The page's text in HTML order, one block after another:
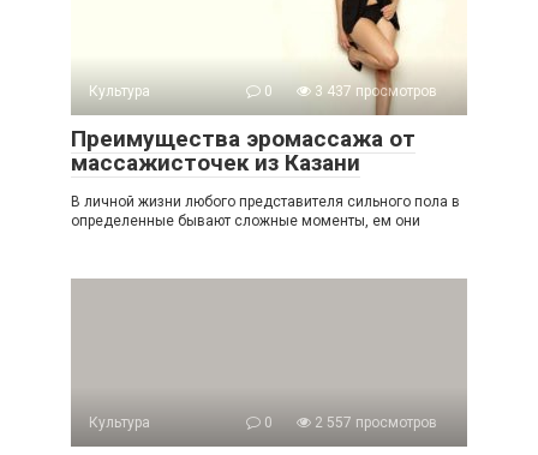
Культура 0 3 437 просмотров
Преимущества эромассажа от
массажисточек из Казани
В личной жизни любого представителя сильного пола в
определенные бывают сложные моменты, ем они
Культура 0 2 557 просмотров